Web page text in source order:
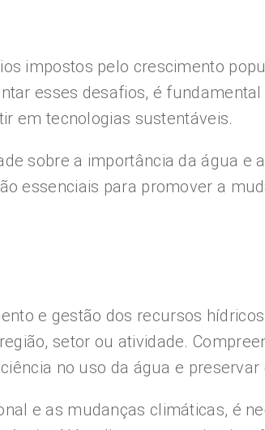
impostos pelo crescimento
esses desafios, é
em tecnologias sustentáveis.
sobre a importância da água e
essenciais para promover a
e gestão dos recursos
setor ou atividade.
no uso da água e
e as mudanças climáticas, é